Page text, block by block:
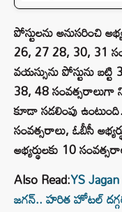
పోస్టులను అనుసరించి
26, 27 28, 30, 31
వయస్సును పోస్టును
38, 48 సంవత్సరాలుగా
కూడా సడలింపు
సంవత్సరాలు, ఓబీసీ
అభ్యర్థులకు 10
Also Read:YS
జగన్‌.. హరిత హోటల్‌ దగ్గర